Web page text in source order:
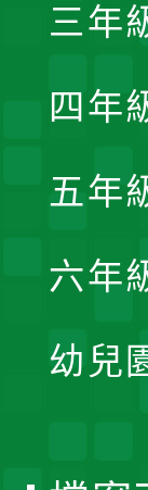
三年
四年
五年
六年
幼兒